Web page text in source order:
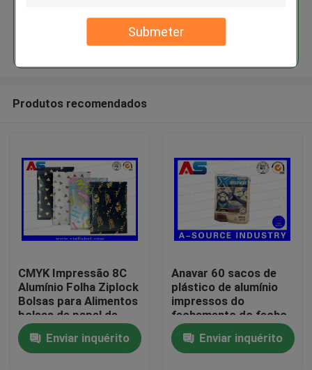
Submeter
Casa
Produtos
Continue
Produtos recomendados
CMYK Impressão 8C
Alumínio Folha Ziplock
Bolsas para Alimentos
bolsas de papel de
folha de alumínio
Enviar inquérito
Anavar 60 sacos de
plástico de alumínio
impressos do
fechamento do fecho
de correr dos
ePeptidees das
tabuletas costume
Enviar inquérito